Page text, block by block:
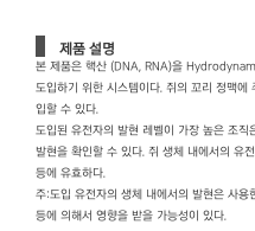
제품 설명
본 제품은 핵산 (DNA, RNA)을
도입하기 위한 시스템이다. 쥐의 꼬리 정맥
입할 수 있다.
도입된 유전자의 발현 레벨이 가장 높은 조직
발현을 확인할 수 있다. 쥐 생체 내에서의 유
등에 유효하다.
주：도입 유전자의 생체 내에서의 발현은 사
등에 의해서 영향을 받을 가능성이 있다.